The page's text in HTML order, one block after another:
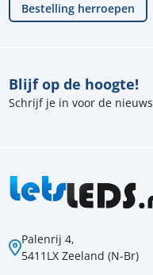
Palenrij 4,
5411LX Zeeland (N-Br)
Blijf op de hoogte!
Schrijf je in voor de
Bestelling herroepen